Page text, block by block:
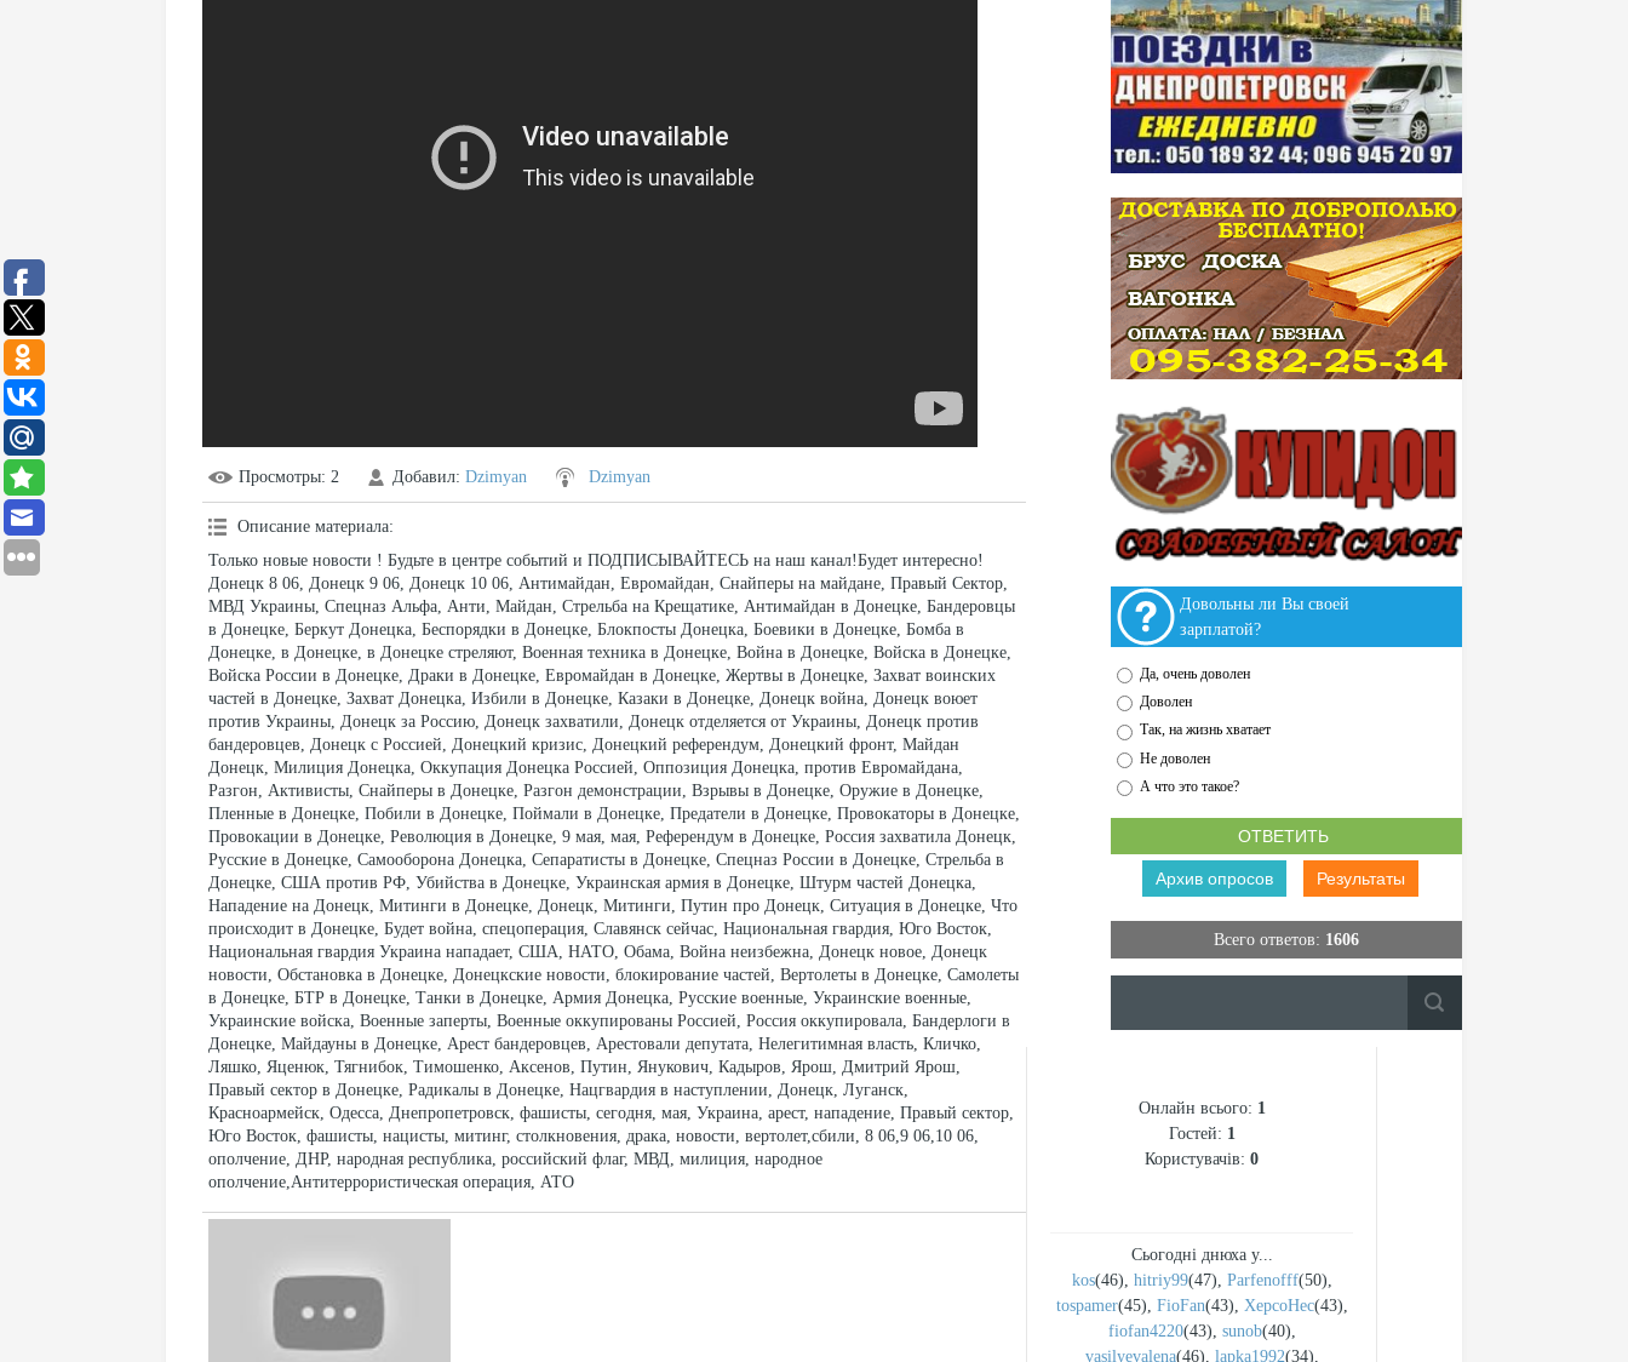
Просмотры: 2 Добавил: Dzimyan Dzimyan
Описание материала:
Только новые новости ! Будьте в центре событий и ПОДПИСЫВАЙТЕСЬ на наш канал!Будет интересно!
Донецк 8 06, Донецк 9 06, Донецк 10 06, Антимайдан, Евромайдан, Снайперы на майдане, Правый Сектор,
МВД Украины, Спецназ Альфа, Анти, Майдан, Стрельба на Крещатике, Антимайдан в Донецке, Бандеровцы
в Донецке, Беркут Донецка, Беспорядки в Донецке, Блокпосты Донецка, Боевики в Донецке, Бомба в
Донецке, в Донецке, в Донецке стреляют, Военная техника в Донецке, Война в Донецке, Войска в Донецке,
Войска России в Донецке, Драки в Донецке, Евромайдан в Донецке, Жертвы в Донецке, Захват воинских
частей в Донецке, Захват Донецка, Избили в Донецке, Казаки в Донецке, Донецк война, Донецк воюет
против Украины, Донецк за Россию, Донецк захватили, Донецк отделяется от Украины, Донецк против
бандеровцев, Донецк с Россией, Донецкий кризис, Донецкий референдум, Донецкий фронт, Майдан
Донецк, Милиция Донецка, Оккупация Донецка Россией, Оппозиция Донецка, против Евромайдана,
Разгон, Активисты, Снайперы в Донецке, Разгон демонстрации, Взрывы в Донецке, Оружие в Донецке,
Пленные в Донецке, Побили в Донецке, Поймали в Донецке, Предатели в Донецке, Провокаторы в Донецке,
Провокации в Донецке, Революция в Донецке, 9 мая, мая, Референдум в Донецке, Россия захватила Донецк,
Русские в Донецке, Самооборона Донецка, Сепаратисты в Донецке, Спецназ России в Донецке, Стрельба в
Донецке, США против РФ, Убийства в Донецке, Украинская армия в Донецке, Штурм частей Донецка,
Нападение на Донецк, Митинги в Донецке, Донецк, Митинги, Путин про Донецк, Ситуация в Донецке, Что
происходит в Донецке, Будет война, спецоперация, Славянск сейчас, Национальная гвардия, Юго Восток,
Национальная гвардия Украина нападает, США, НАТО, Обама, Война неизбежна, Донецк новое, Донецк
новости, Обстановка в Донецке, Донецкские новости, блокирование частей, Вертолеты в Донецке, Самолеты
в Донецке, БТР в Донецке, Танки в Донецке, Армия Донецка, Русские военные, Украинские военные,
Украинские войска, Военные заперты, Военные оккупированы Россией, Россия оккупировала, Бандерлоги в
Донецке, Майдауны в Донецке, Арест бандеровцев, Арестовали депутата, Нелегитимная власть, Кличко,
Ляшко, Яценюк, Тягнибок, Тимошенко, Аксенов, Путин, Янукович, Кадыров, Ярош, Дмитрий Ярош,
Правый сектор в Донецке, Радикалы в Донецке, Нацгвардия в наступлении, Донецк, Луганск,
Красноармейск, Одесса, Днепропетровск, фашисты, сегодня, мая, Украина, арест, нападение, Правый сектор,
Юго Восток, фашисты, нацисты, митинг, столкновения, драка, новости, вертолет,сбили, 8 06,9 06,10 06,
ополчение, ДНР, народная республика, российский флаг, МВД, милиция, народное
ополчение,Антитеррористическая операция, АТО
Довольны ли Вы своей
зарплатой?
Да, очень доволен
Доволен
Так, на жизнь хватает
Не доволен
А что это такое?
Архив опросов Результаты
Всего ответов: 1606
Онлайн всього: 1
Гостей: 1
Користувачів: 0
Сьогодні днюха у...
kos(46), hitriy99(47), Parfenofff(50),
tospamer(45), FioFan(43), XepcoHec(43),
fiofan4220(43), sunob(40),
vasilyevalena(46), lapka1992(34),